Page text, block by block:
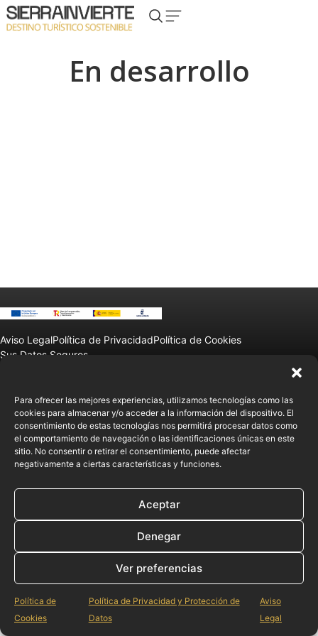
Para ofrecer las mejores experiencias, utilizamos tecnologías como las
cookies para almacenar y/o acceder a la información del dispositivo. El
consentimiento de estas tecnologías nos permitirá procesar datos como
el comportamiento de navegación o las identificaciones únicas en este
sitio. No consentir o retirar el consentimiento, puede afectar
negativamente a ciertas características y funciones.
Aceptar
Denegar
Ver preferencias
Política de
Cookies
Política de Privacidad y Protección de
Datos
Aviso
Legal
En desarrollo
Aviso LegalPolítica de PrivacidadPolítica de Cookies
Sus Datos Seguros
Diseñado y desarrollado por tu equipo Imedia